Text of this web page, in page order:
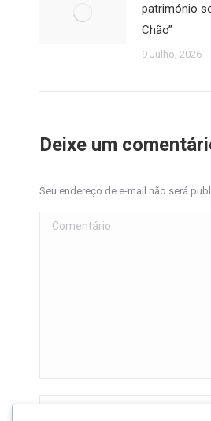
património
Chão”
9 Julho, 2026
Deixe um
Seu endereço de e-mail não será
Comentário
Nome *